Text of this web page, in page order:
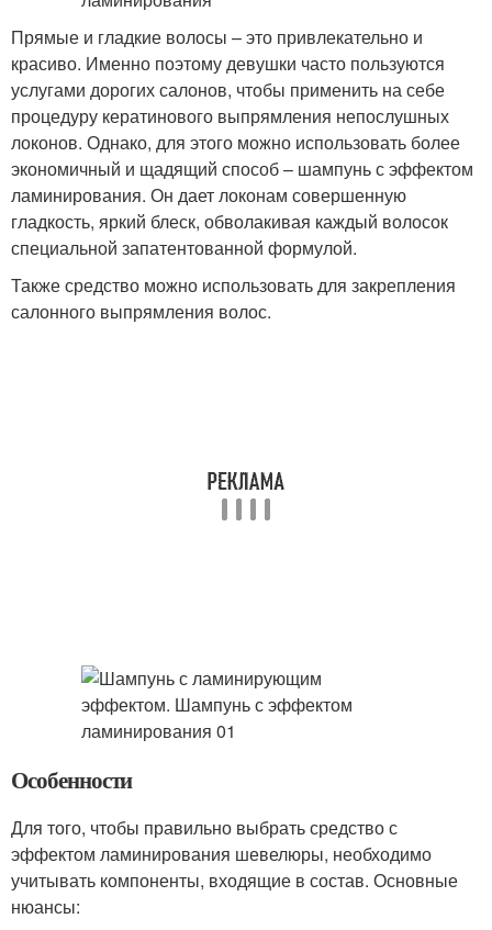
Прямые и гладкие волосы – это привлекательно и
красиво. Именно поэтому девушки часто пользуются
услугами дорогих салонов, чтобы применить на себе
процедуру кератинового выпрямления непослушных
локонов. Однако, для этого можно использовать более
экономичный и щадящий способ – шампунь с эффектом
ламинирования. Он дает локонам совершенную
гладкость, яркий блеск, обволакивая каждый волосок
специальной запатентованной формулой.
Также средство можно использовать для закрепления
салонного выпрямления волос.
Особенности
Для того, чтобы правильно выбрать средство с
эффектом ламинирования шевелюры, необходимо
учитывать компоненты, входящие в состав. Основные
нюансы: